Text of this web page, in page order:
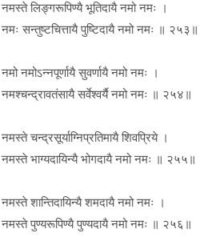
नमस्ते लिङ्गरूपिण्यै भूतिदायै नमो नमः ।
नमः सन्तुष्टचित्तायै पुष्टिदायै नमो नमः ॥ २५३॥
नमो नमोऽन्नपूर्णायै सुवर्णायै नमो नमः ।
नमश्चन्द्रावतंसायै सर्वेश्वर्यै नमो नमः ॥ २५४॥
नमस्ते चन्द्रसूर्याग्निप्रतिमायै शिवप्रिये ।
नमस्ते भाग्यदायिन्यै भोगदायै नमो नमः ॥ २५५॥
नमस्ते शान्तिदायिन्यै शमदायै नमो नमः ।
नमस्ते पुण्यरूपिण्यै पुण्यदायै नमो नमः ॥ २५६॥